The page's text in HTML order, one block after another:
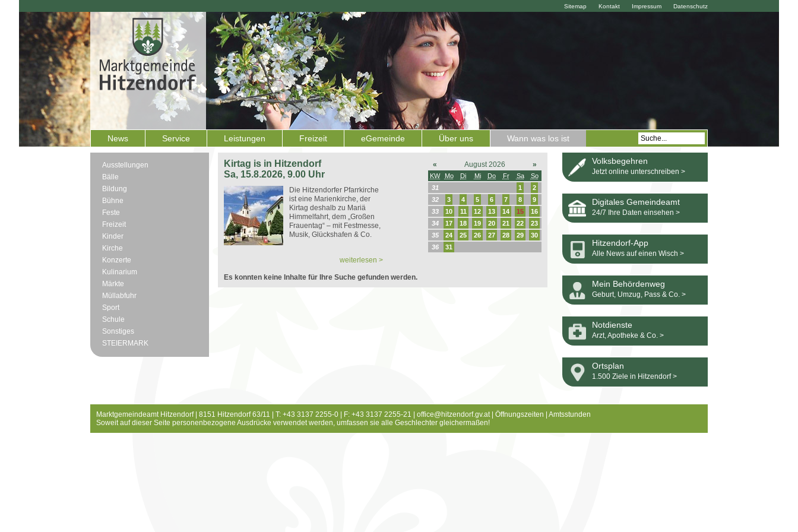
Datenschutz
Impressum
Kontakt
Sitemap
News Service Leistungen Freizeit eGemeinde Über uns Wann was los ist
Ausstellungen
Bälle
Bildung
Bühne
Feste
Freizeit
Kinder
Kirche
Konzerte
Kulinarium
Märkte
Müllabfuhr
Sport
Schule
Sonstiges
STEIERMARK
Kirtag is in Hitzendorf
Sa, 15.8.2026, 9.00 Uhr
Die Hitzendorfer Pfarrkirche
ist eine Marienkirche, der
Kirtag deshalb zu Mariä
Himmelfahrt, dem „Großen
Frauentag“ – mit Festmesse,
Musik, Glückshafen & Co.
weiterlesen >
« August 2026 »
KW Mo Di Mi Do Fr Sa
So
31
1
2
32
3 4 5 6 7 8
9
33
10 11 12 13 14 15
16
34
17 18 19 20 21 22
23
35
24 25 26 27 28 29
30
36
31
Es konnten keine Inhalte für Ihre Suche gefunden werden.
Volksbegehren
Jetzt online unterschreiben >
Digitales Gemeindeamt
24/7 Ihre Daten einsehen >
Hitzendorf-App
Alle News auf einen Wisch >
Mein Behördenweg
Geburt, Umzug, Pass & Co. >
Notdienste
Arzt, Apotheke & Co. >
Ortsplan
1.500 Ziele in Hitzendorf >
Marktgemeindeamt Hitzendorf | 8151 Hitzendorf 63/11 | T: +43 3137 2255-0 | F: +43 3137 2255-21 | office@hitzendorf.gv.at| Öffnungszeiten
Amtsstunden
Soweit auf dieser Seite personenbezogene Ausdrücke verwendet werden, umfassen sie alle Geschlechter gleichermaßen!